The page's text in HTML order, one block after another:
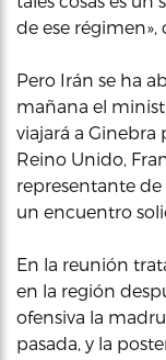
de ese régimen»,
Pero Irán se ha
mañana el
viajará a Ginebra
Reino Unido,
representante de
un encuentro
En la reunión
en la región
ofensiva la
pasada, y la